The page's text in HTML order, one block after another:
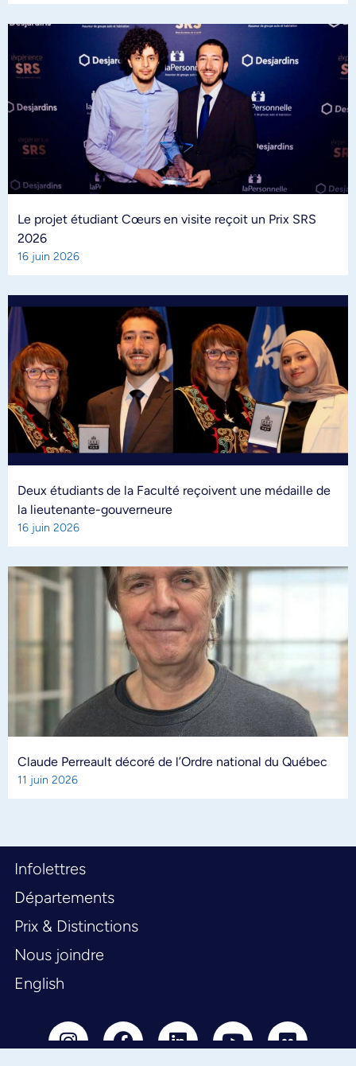
Le projet étudiant Cœurs en visite reçoit un Prix SRS
2026
16 juin 2026
Deux étudiants de la Faculté reçoivent une médaille de
la lieutenante-gouverneure
16 juin 2026
Claude Perreault décoré de l’Ordre national du Québec
11 juin 2026
Infolettres
Départements
Prix & Distinctions
Nous joindre
English